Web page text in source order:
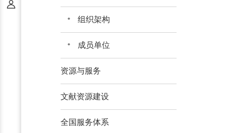
组织架构
成员单位
资源与服务
文献资源建设
全国服务体系